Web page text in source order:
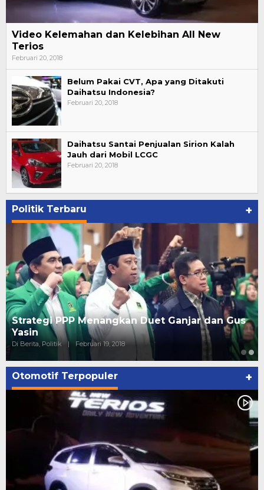
Video Kelemahan dan Kelebihan All New
Terios
Februari 20, 2018
Belum Pakai CVT, Apa yang Ditakuti
Daihatsu Indonesia?
Februari 20, 2018
Daihatsu Santai Penjualan Sirion Kalah
Jauh dari Mobil LCGC
Februari 20, 2018
Politik Terbaru +
Ini Dia Hubungan Partai Garuda dengan
Gerindra
Di Berita, Politik | Februari 19, 2018
Otomotif Terpopuler +